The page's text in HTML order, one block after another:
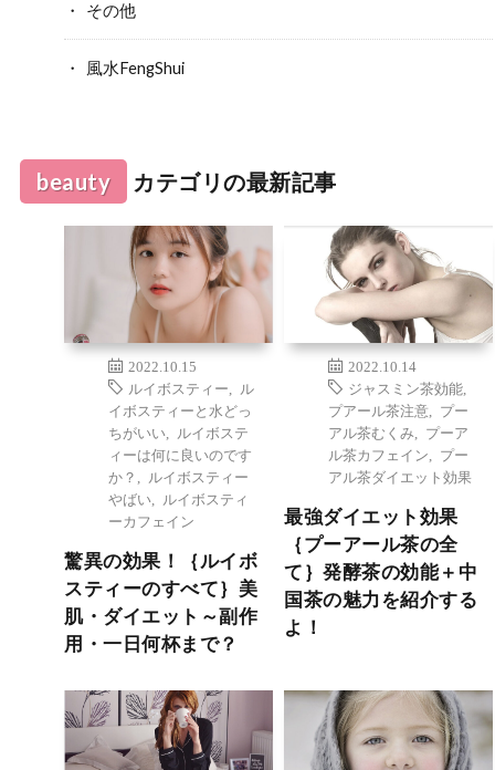
その他
風水FengShui
beauty カテゴリの最新記事
2022.10.15
ルイボスティー
ル
イボスティーと水どっ
ちがいい
ルイボステ
ィーは何に良いのです
か？
ルイボスティー
やばい
ルイボスティ
ーカフェイン
驚異の効果！｛ルイボ
スティーのすべて｝美
肌・ダイエット～副作
用・一日何杯まで？
2022.10.14
ジャスミン茶効能
プアール茶注意
プー
アル茶むくみ
プーア
ル茶カフェイン
プー
アル茶ダイエット効果
最強ダイエット効果
｛プーアール茶の全
て｝発酵茶の効能＋中
国茶の魅力を紹介する
よ！